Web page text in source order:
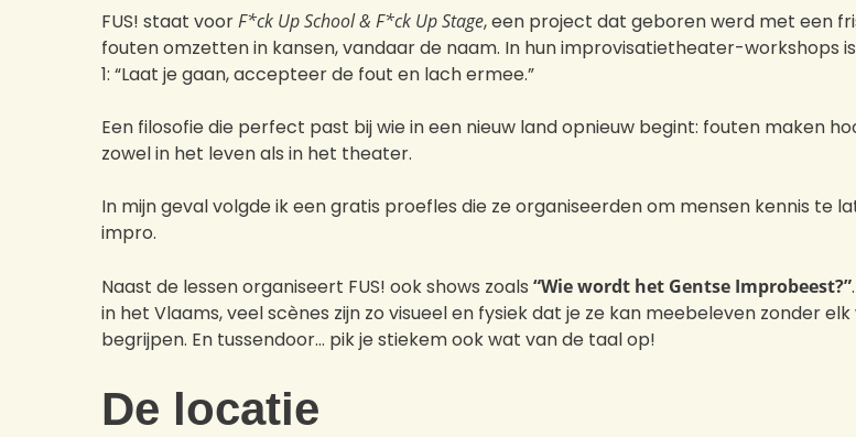
FUS! staat voorF*ck Up School & F*ck Up Stage, een project dat geboren werd met een
fouten omzetten in kansen, vandaar de naam. In hun improvisatietheater-workshops
1: “Laat je gaan, accepteer de fout en lach ermee.”
Een filosofie die perfect past bij wie in een nieuw land opnieuw begint: fouten maken
zowel in het leven als in het theater.
In mijn geval volgde ik een gratis proefles die ze organiseerden om mensen kennis te
impro.
Naast de lessen organiseert FUS! ook shows zoals “Wie wordt het Gentse Improbeest?”
in het Vlaams, veel scènes zijn zo visueel en fysiek dat je ze kan meebeleven zonder
begrijpen. En tussendoor… pik je stiekem ook wat van de taal op!
De locatie